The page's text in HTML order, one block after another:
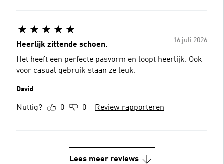
16 juli 2026
Heerlijk zittende schoen.
Het heeft een perfecte pasvorm en loopt heerlijk. Ook
voor casual gebruik staan ze leuk.
David
Nuttig? 0 0 Review rapporteren
Lees meer reviews